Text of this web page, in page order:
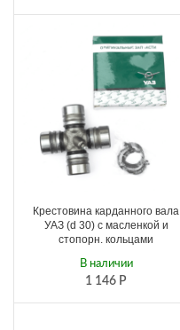
Крестовина карданного вала
УАЗ (d 30) с масленкой и
стопорн. кольцами
1 146 Р
В наличии